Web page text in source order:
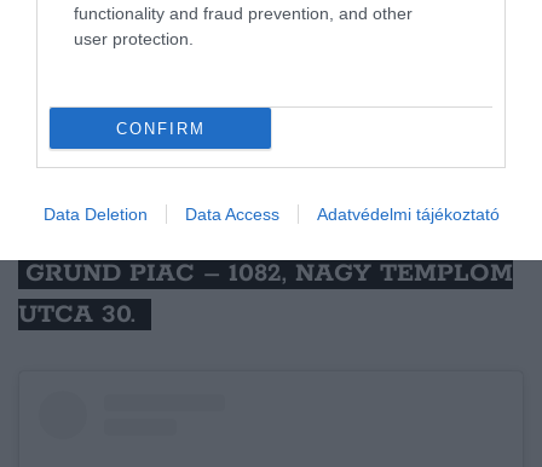
functionality and fraud prevention, and other
user protection.
CONFIRM
Data Deletion Data Access Adatvédelmi tájékoztató
Kispest népszerű lakónegyedében biogyümölcsök,
Wekerlei Kispiac. A piac a Google szerint minden
nap reggel hattól tart nyitva, hétköznaponként
Részletek.
GRUND PIAC – 1082, NAGY TEMPLOM
UTCA 30.